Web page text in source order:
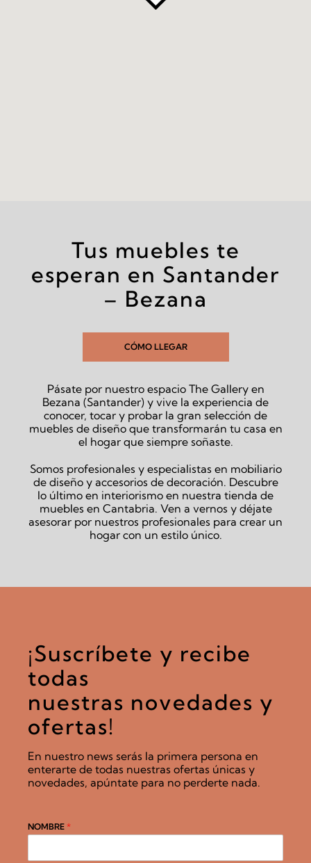
Tus muebles te
esperan en Santander
– Bezana
CÓMO LLEGAR
Pásate por nuestro espacio The Gallery en
Bezana (Santander) y vive la experiencia de
conocer, tocar y probar la gran selección de
muebles de diseño que transformarán tu casa en
el hogar que siempre soñaste.
Somos profesionales y especialistas en mobiliario
de diseño y accesorios de decoración. Descubre
lo último en interiorismo en nuestra tienda de
muebles en Cantabria. Ven a vernos y déjate
asesorar por nuestros profesionales para crear un
hogar con un estilo único.
¡Suscríbete y recibe
todas
nuestras novedades y
ofertas!
En nuestro news serás la primera persona en
enterarte de todas nuestras ofertas únicas y
novedades, apúntate para no perderte nada.
NOMBRE *